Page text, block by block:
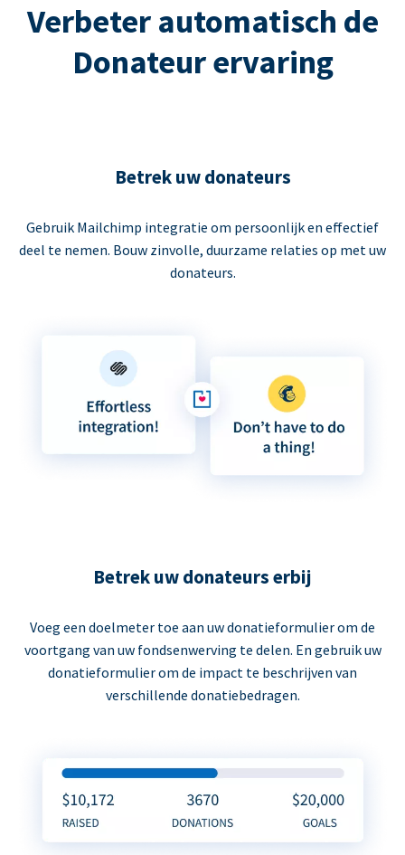
Verbeter automatisch de
Donateur ervaring
Betrek uw donateurs
Gebruik Mailchimp integratie om persoonlijk en effectief
deel te nemen. Bouw zinvolle, duurzame relaties op met uw
donateurs.
Betrek uw donateurs erbij
Voeg een doelmeter toe aan uw donatieformulier om de
voortgang van uw fondsenwerving te delen. En gebruik uw
donatieformulier om de impact te beschrijven van
verschillende donatiebedragen.